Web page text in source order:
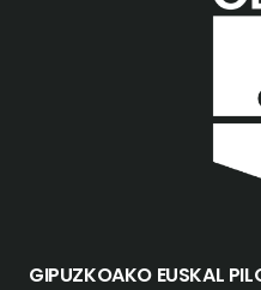
GIPUZKOAKO EUSKAL